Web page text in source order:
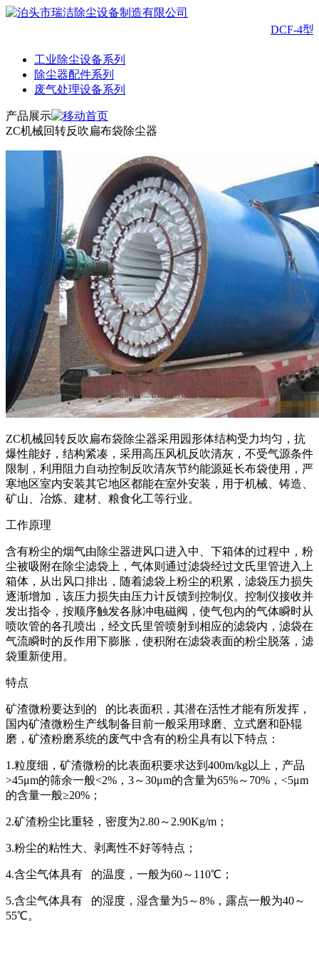
DCF-4型
工业除尘设备系列
除尘器配件系列
废气处理设备系列
产品展示
ZC机械回转反吹扁布袋除尘器
ZC机械回转反吹扁布袋除尘器采用园形体结构受力均匀，抗
爆性能好，结构紧凑，采用高压风机反吹清灰，不受气源条件
限制，利用阻力自动控制反吹清灰节约能源延长布袋使用，严
寒地区室内安装其它地区都能在室外安装，用于机械、铸造、
矿山、冶炼、建材、粮食化工等行业。
工作原理
含有粉尘的烟气由除尘器进风口进入中、下箱体的过程中，粉
尘被吸附在除尘滤袋上，气体则通过滤袋经过文氏里管进入上
箱体，从出风口排出，随着滤袋上粉尘的积累，滤袋压力损失
逐渐增加，该压力损失由压力计反馈到控制仪。控制仪接收并
发出指令，按顺序触发各脉冲电磁阀，使气包内的气体瞬时从
喷吹管的各孔喷出，经文氏里管喷射到相应的滤袋内，滤袋在
气流瞬时的反作用下膨胀，使积附在滤袋表面的粉尘脱落，滤
袋重新使用。
特点
矿渣微粉要达到的 的比表面积，其潜在活性才能有所发挥，
国内矿渣微粉生产线制备目前一般采用球磨、立式磨和卧辊
磨，矿渣粉磨系统的废气中含有的粉尘具有以下特点：
1.粒度细，矿渣微粉的比表面积要求达到400m/kg以上，产品
>45μm的筛余一般<2%，3～30μm的含量为65%～70%，<5μm
的含量一般≥20%；
2.矿渣粉尘比重轻，密度为2.80～2.90Kg/m；
3.粉尘的粘性大、剥离性不好等特点；
4.含尘气体具有 的温度，一般为60～110℃；
5.含尘气体具有 的湿度，湿含量为5～8%，露点一般为40～
55℃。